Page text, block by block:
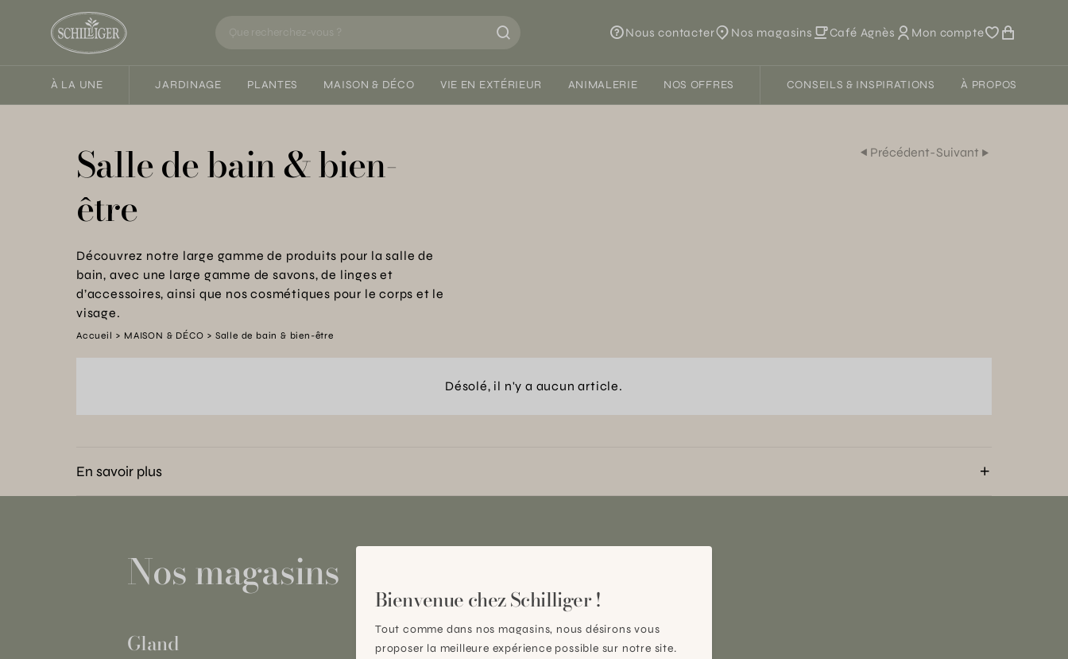
Nous contacter Nos magasins Café Agnès Mon compte
À LA UNE JARDINAGE PLANTES MAISON & DÉCO VIE EN EXTÉRIEUR ANIMALERIE NOS OFFRES CONSEILS & INSPIRATIONS À PROPOS
Salle de bain & bien-
être
Découvrez notre large gamme de produits pour la salle de
bain, avec une large gamme de savons, de linges et
d’accessoires, ainsi que nos cosmétiques pour le corps et le
visage.
Précédent-Suivant
Accueil MAISON & DÉCO Salle de bain & bien-être
Désolé, il n'y a aucun article.
En savoir plus
Nos magasins
Gland Plan-les-Ouates
Bienvenue chez Schilliger !
Tout comme dans nos magasins, nous désirons vous
proposer la meilleure expérience possible sur notre site.